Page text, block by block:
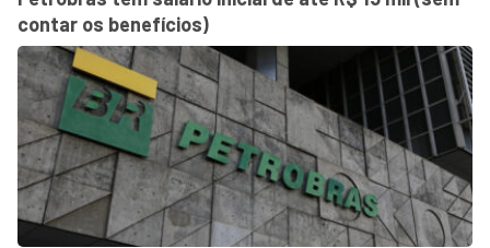
contar os benefícios)